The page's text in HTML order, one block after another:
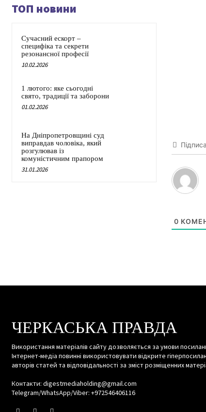
ТОП новини
Сучасний ескорт –
специфіка та секрети
резонансної професії
10.02.2026
1 лютого: яке сьогодні
свято, традиції та заборони
01.02.2026
На Дніпропетровщині суд
виправдав чоловіка, який
розгулював із
комуністичним прапором
31.01.2026
0
ЧЕРКАСЬКА ПРАВДА
Використання матеріалів сайту дозволяється за умови
Інтернет-медіа повинні використовувати відкрите
авторів статей та відповідальності за зміст розміщенних
Контакти: digestmediaholding@gmail.com
Telegram/WhatsApp/Viber: +972546406116